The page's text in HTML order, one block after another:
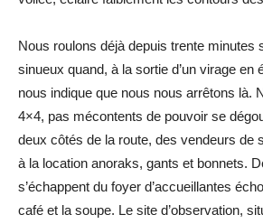
Nous roulons déjà depuis trente minutes
sinueux quand, à la sortie d’un virage en
nous indique que nous nous arrêtons là.
4×4, pas mécontents de pouvoir se
deux côtés de la route, des vendeurs de
à la location anoraks, gants et bonnets.
s’échappent du foyer d’accueillantes
café et la soupe. Le site d’observation,